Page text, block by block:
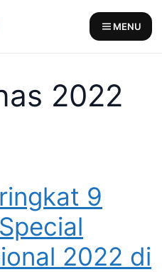
MENU
2022
9
2022 di